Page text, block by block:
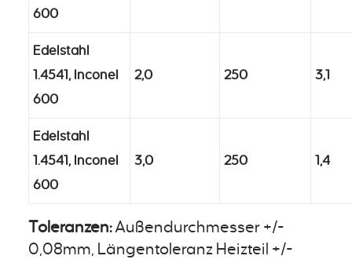
600
Edelstahl
1.4541, Inconel
600
2,0 250 3,1
Edelstahl
1.4541, Inconel
600
3,0 250 1,4
Toleranzen:Außendurchmesser +/-
0,08mm, Längentoleranz Heizteil +/-